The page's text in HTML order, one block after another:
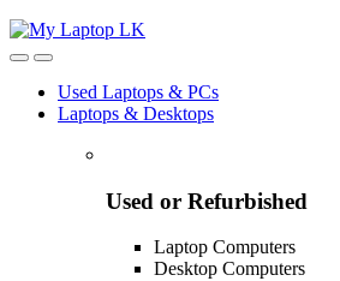
Used Laptops & PCs
Laptops & Desktops
Used or Refurbished
Laptop Computers
Desktop Computers